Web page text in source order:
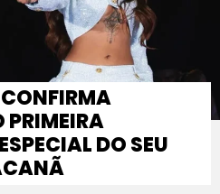
PRIMEIRA
DO SEU